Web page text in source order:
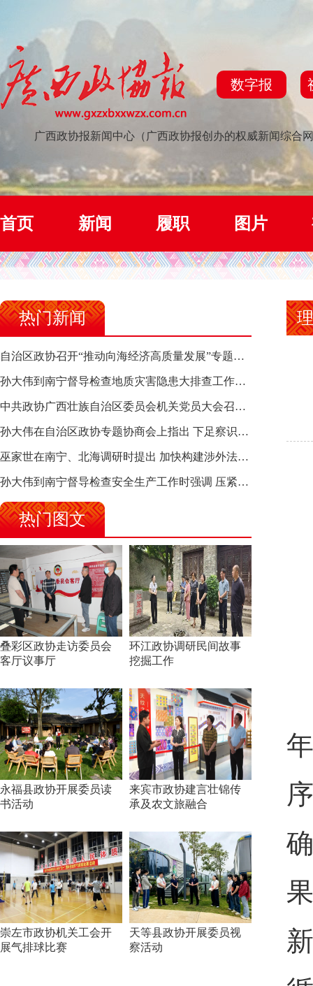
数字报
广西政协报新闻中心（广西政协报创办的权威新闻综合
首页 新闻 履职 图片
热门新闻
自治区政协召开“推动向海经济高质量发展”专题调研座谈会 钱学明出席并讲话
孙大伟到南宁督导检查地质灾害隐患大排查工作时强调 筑牢地质灾害安全防线 全力保障人民群众生命财产安全
中共政协广西壮族自治区委员会机关党员大会召开 选举产生新一届机关党委、机关纪委
孙大伟在自治区政协专题协商会上指出 下足察识谋督之功 恪尽服务大局之责 助推有色金属、关键金属产业高质量发展
巫家世在南宁、北海调研时提出 加快构建涉外法律供给集群 护航向海经济高质量发展
孙大伟到南宁督导检查安全生产工作时强调 压紧压实责任 狠抓隐患整治 坚决筑牢安全生产防线
热门图文
叠彩区政协走访委员会
客厅议事厅
环江政协调研民间故事
挖掘工作
永福县政协开展委员读
书活动
来宾市政协建言壮锦传
承及农文旅融合
崇左市政协机关工会开
展气排球比赛
天等县政协开展委员视
察活动